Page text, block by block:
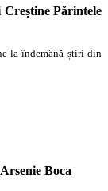
Părintele
la îndemână știri din
Boca